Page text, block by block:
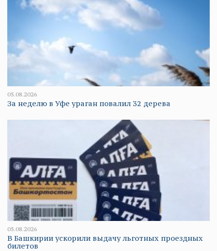
05.08.2026
За неделю в Уфе ураган повалил 32 дерева
05.08.2026
В Башкирии ускорили выдачу льготных проездных
билетов